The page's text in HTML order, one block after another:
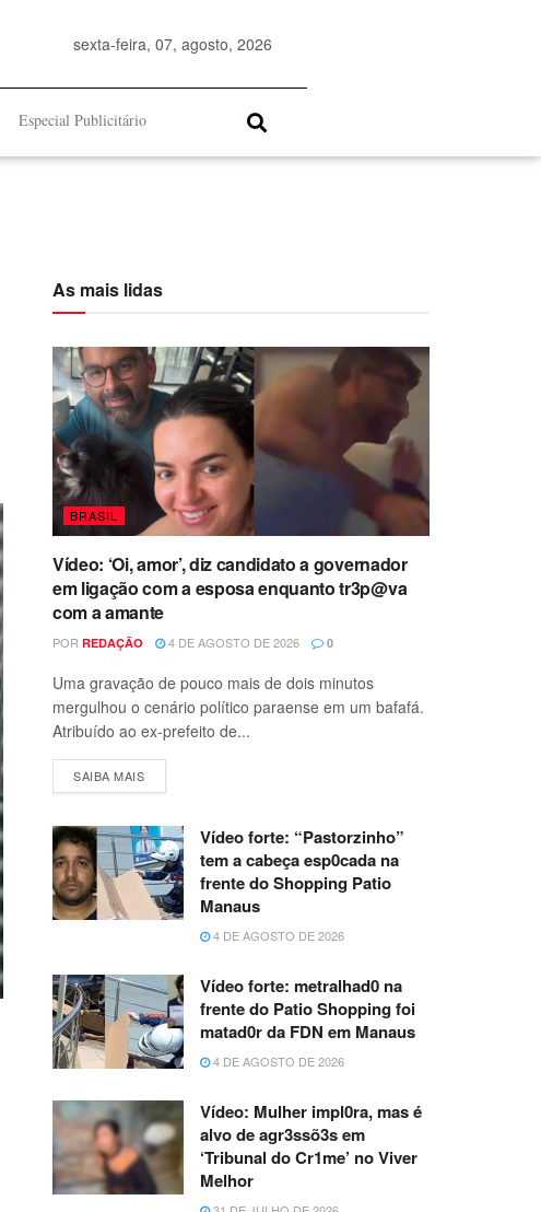
sexta-feira, 07, agosto, 2026
Especial Publicitário
As mais lidas
BRASIL
Vídeo: ‘Oi, amor’, diz candidato a governador
em ligação com a esposa enquanto tr3p@va
com a amante
POR REDAÇÃO 4 DE AGOSTO DE 2026 0
Uma gravação de pouco mais de dois minutos
mergulhou o cenário político paraense em um bafafá.
Atribuído ao ex-prefeito de...
SAIBA MAIS
Vídeo forte: “Pastorzinho”
tem a cabeça esp0cada na
frente do Shopping Patio
Manaus
4 DE AGOSTO DE 2026
Vídeo forte: metralhad0 na
frente do Patio Shopping foi
matad0r da FDN em Manaus
4 DE AGOSTO DE 2026
Vídeo: Mulher impl0ra, mas é
alvo de agr3ssõ3s em
‘Tribunal do Cr1me’ no Viver
Melhor